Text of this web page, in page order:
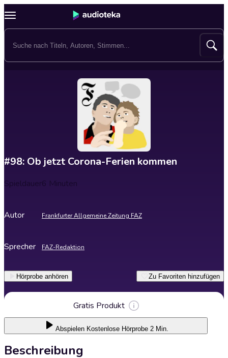
#98: Ob jetzt Corona-Ferien kommen
Spieldauer6 Minuten
Autor Frankfurter Allgemeine Zeitung FAZ
Sprecher FAZ-Redaktion
Hörprobe anhören Zu Favoriten hinzufügen
Gratis Produkt
Abspielen Kostenlose Hörprobe 2 Min.
Beschreibung